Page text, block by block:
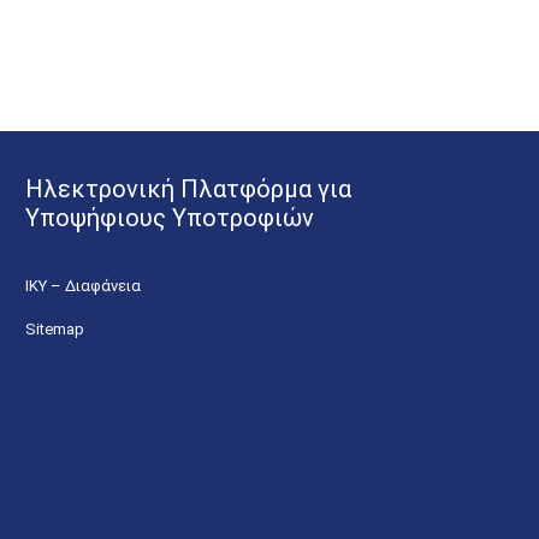
Ηλεκτρονική Πλατφόρμα για
Υποψήφιους Υποτροφιών
ΙΚΥ – Διαφάνεια
Sitemap